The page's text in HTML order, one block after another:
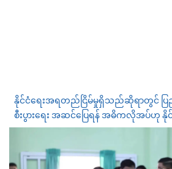
နိုင်ငံရေးအရတည်ငြိမ်မှုရှိသည်ဆိုရာတွင် ပ
စီးပွားရေး အဆင်ပြေရန် အဓိကလိုအပ်ဟု နို
အောင်လှိုင်ပြောကြား